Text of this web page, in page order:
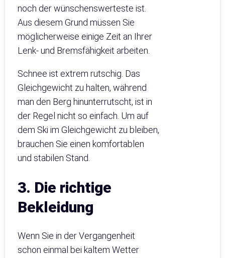
noch der wünschenswerteste ist.
Aus diesem Grund müssen Sie
möglicherweise einige Zeit an Ihrer
Lenk- und Bremsfähigkeit arbeiten.
Schnee ist extrem rutschig. Das
Gleichgewicht zu halten, während
man den Berg hinunterrutscht, ist in
der Regel nicht so einfach. Um auf
dem Ski im Gleichgewicht zu bleiben,
brauchen Sie einen komfortablen
und stabilen Stand.
3. Die richtige
Bekleidung
Wenn Sie in der Vergangenheit
schon einmal bei kaltem Wetter